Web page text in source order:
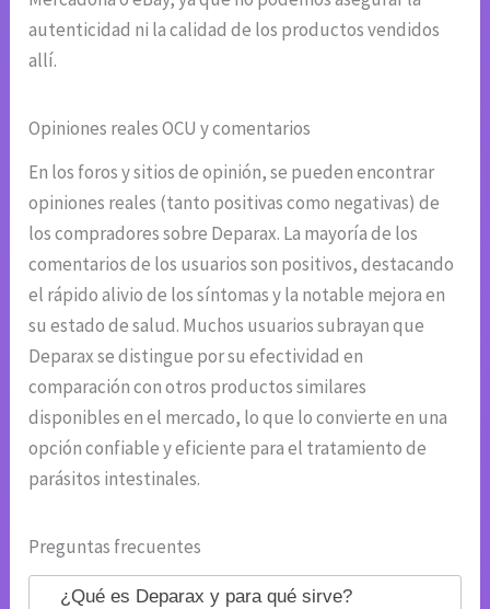
autenticidad ni la calidad de los productos vendidos
allí.
Opiniones reales OCU y comentarios
En los foros y sitios de opinión, se pueden encontrar
opiniones reales (tanto positivas como negativas) de
los compradores sobre Deparax. La mayoría de los
comentarios de los usuarios son positivos, destacando
el rápido alivio de los síntomas y la notable mejora en
su estado de salud. Muchos usuarios subrayan que
Deparax se distingue por su efectividad en
comparación con otros productos similares
disponibles en el mercado, lo que lo convierte en una
opción confiable y eficiente para el tratamiento de
parásitos intestinales.
Preguntas frecuentes
¿Qué es Deparax y para qué sirve?